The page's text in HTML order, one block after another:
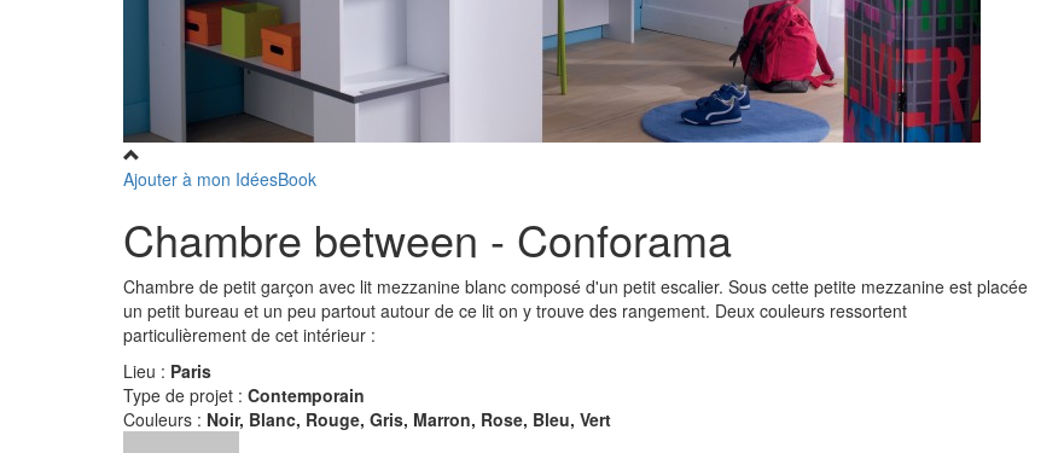
Ajouter à mon IdéesBook
Chambre between - Conforama
Chambre de petit garçon avec lit mezzanine blanc composé d'un petit escalier. Sous cette petite mezzanine est placée
un petit bureau et un peu partout autour de ce lit on y trouve des rangement. Deux couleurs ressortent
particulièrement de cet intérieur :
Lieu : Paris
Type de projet : Contemporain
Couleurs : Noir, Blanc, Rouge, Gris, Marron, Rose, Bleu, Vert